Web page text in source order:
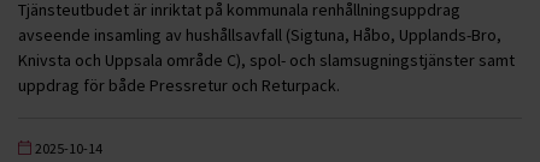
Tjänsteutbudet är inriktat på kommunala renhållningsuppdrag
avseende insamling av hushållsavfall (Sigtuna, Håbo, Upplands-Bro,
Knivsta och Uppsala område C), spol- och slamsugningstjänster samt
uppdrag för både Pressretur och Returpack.
2025-10-14